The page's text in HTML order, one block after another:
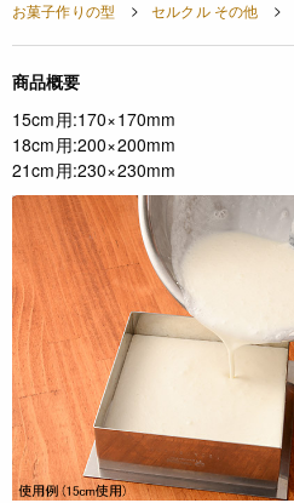
お菓子作りの型
セルクル その他
商品概要
15cm用:170×170mm
18cm用:200×200mm
21cm用:230×230mm